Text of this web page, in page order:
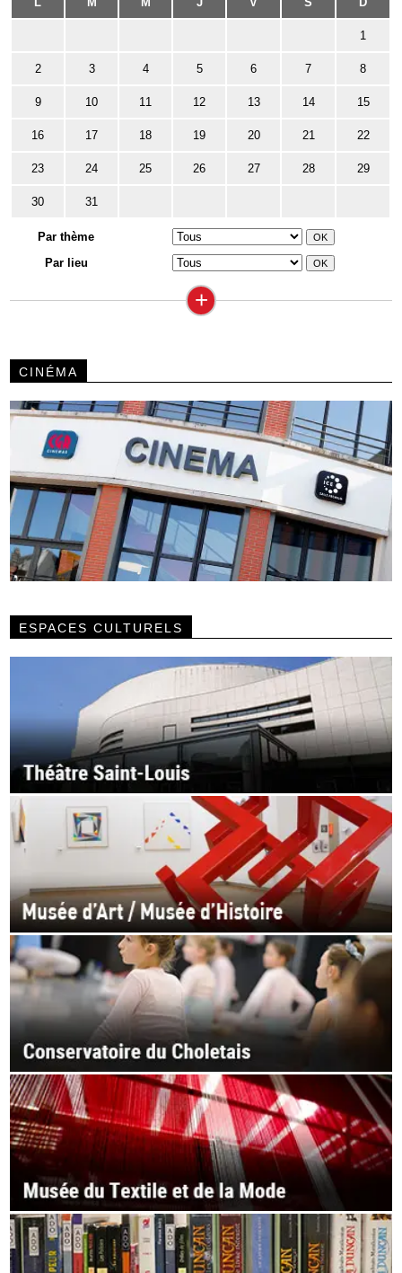
1
2 3 4 5 6 7 8
9 10 11 12 13 14 15
16 17 18 19 20 21 22
23 24 25 26 27 28 29
30 31
Par thème
Par lieu
+
CINÉMA
ESPACES CULTURELS